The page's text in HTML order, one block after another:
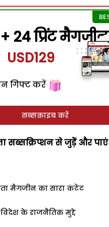
24 प्रिंट मैगजीन
USD129
गिफ्ट करें
सब्सक्राइब करें
सब्सक्रिप्शन से जुड़ेें और पाएं
मैगजीन का सारा कंटेंट
के राजनैतिक मुद्दे